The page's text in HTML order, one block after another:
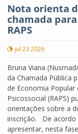
Nota orienta
chamada
RAPS
jul 23 2026
Bruna Viana
da Chamada Pública
de Economia Popular
Psicossocial (RAPS)
orientações sobre a
inscrição. De acordo
apresentar, nesta